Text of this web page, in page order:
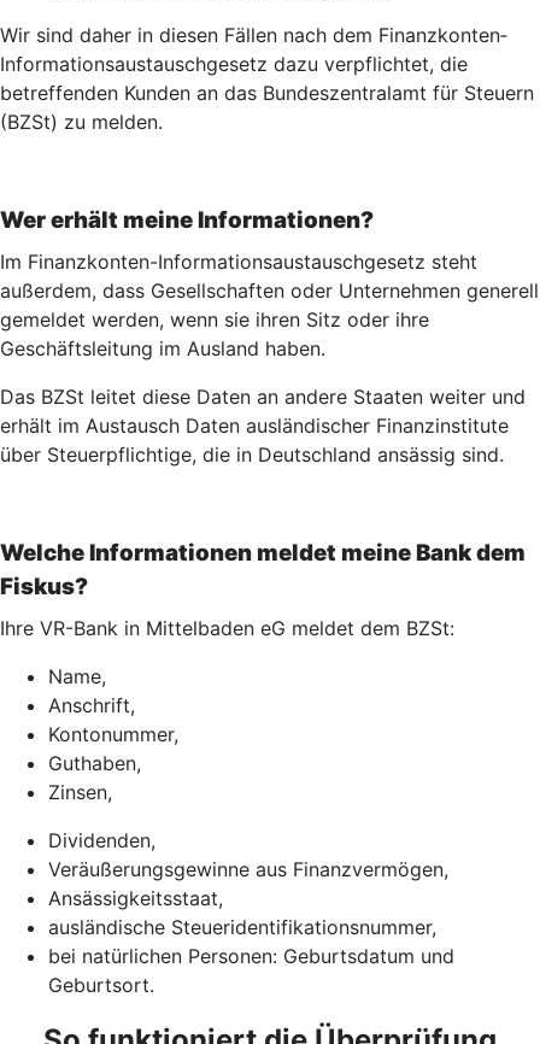
Wir sind daher in diesen Fällen nach dem Finanz­konten­
Informations­austausch­gesetz dazu verpflichtet, die
betreffenden Kunden an das Bundeszentralamt für Steuern
(BZSt) zu melden.
Wer erhält meine Informationen?
Im Finanzkonten-Informationsaustauschgesetz steht
außerdem, dass Gesellschaften oder Unternehmen generell
gemeldet werden, wenn sie ihren Sitz oder ihre
Geschäftsleitung im Ausland haben.
Das BZSt leitet diese Daten an andere Staaten weiter und
erhält im Austausch Daten ausländischer Finanzinstitute
über Steuerpflichtige, die in Deutschland ansässig sind.
Welche Informationen meldet meine Bank dem
Fiskus?
Ihre VR-Bank in Mittelbaden eG meldet dem BZSt:
Name,
Anschrift,
Kontonummer,
Guthaben,
Zinsen,
Dividenden,
Veräußerungsgewinne aus Finanzvermögen,
Ansässigkeitsstaat,
ausländische Steueridentifikationsnummer,
bei natürlichen Personen: Geburtsdatum und
Geburtsort.